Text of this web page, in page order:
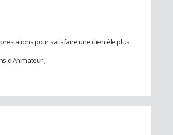
pour satisfaire une clientèle plus
d'Animateur ;